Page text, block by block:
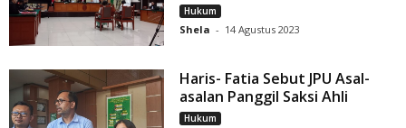
Hukum
Shela - 14 Agustus 2023
Haris- Fatia Sebut JPU Asal-
asalan Panggil Saksi Ahli
Hukum